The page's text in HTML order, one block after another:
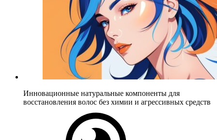
Инновационные натуральные компоненты для
восстановления волос без химии и агрессивных средств